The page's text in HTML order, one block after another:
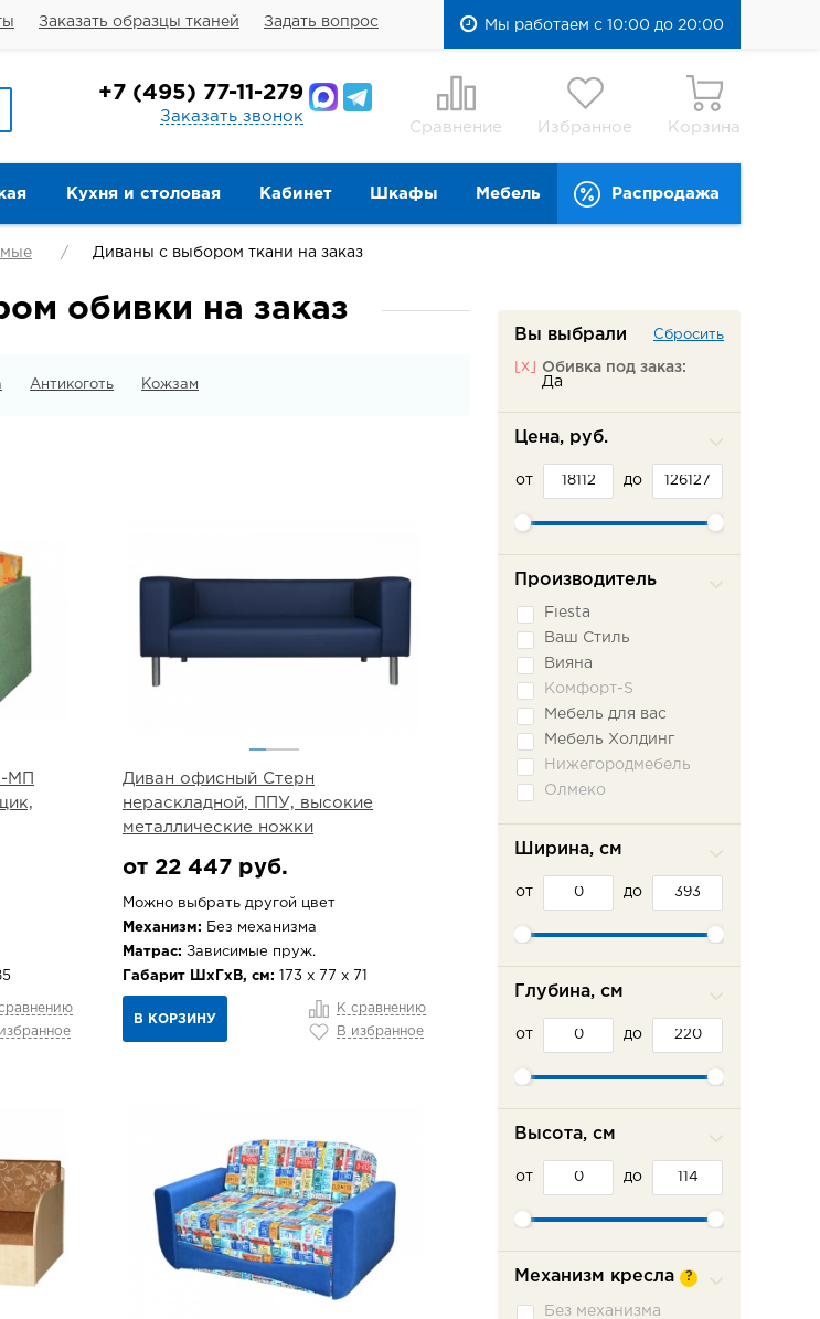
Заказать образцы тканей Задать вопрос Мы работаем с 10:00 до 20:00
+7 (495) 77-11-279
Заказать звонок
Сравнение Избранное Корзина
Кухня и столовая Кабинет Шкафы Мебель Распродажа
Диваны с выбором ткани на заказ
обивки на заказ
Антикоготь Кожзам
МП
Диван офисный Стерн
нераскладной, ППУ, высокие
металлические ножки
от 22 447 руб.
Можно выбрать другой цвет
Механизм: Без механизма
Матрас: Зависимые пруж.
Габарит ШхГхВ, см: 173 х 77 х 71
В КОРЗИНУ
К сравнению
В избранное
Вы выбрали Сбросить
[x]
Обивка под заказ:
Да
Цена, руб.
от до
Производитель
Fiesta
Ваш Стиль
Вияна
Комфорт-S
Мебель для вас
Мебель Холдинг
Нижегородмебель
Олмеко
Фламинго
Ширина, см
от до
Глубина, см
от до
Высота, см
от до
Механизм кресла ?
Без механизма